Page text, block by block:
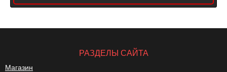
РАЗДЕЛЫ САЙТА
Магазин